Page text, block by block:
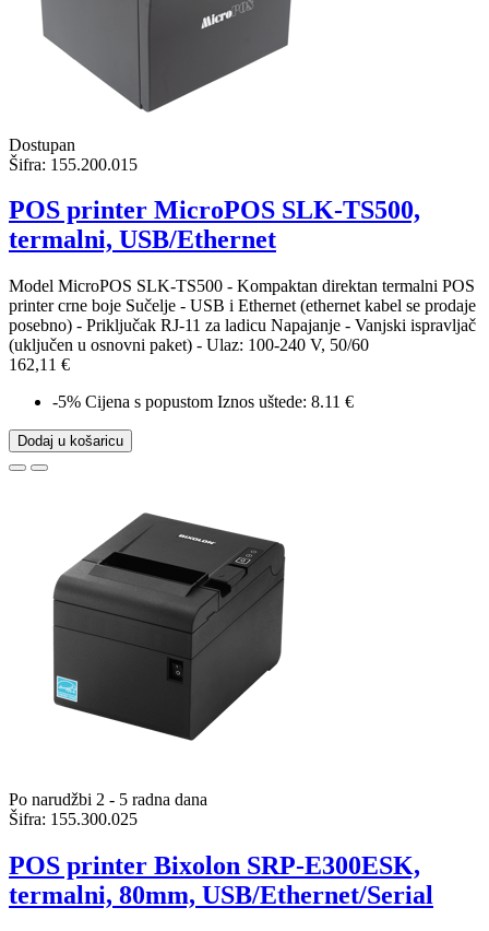
Dostupan
Šifra: 155.200.015
POS printer MicroPOS SLK-TS500,
termalni, USB/Ethernet
Model MicroPOS SLK-TS500 - Kompaktan direktan termalni POS
printer crne boje Sučelje - USB i Ethernet (ethernet kabel se prodaje
posebno) - Priključak RJ-11 za ladicu Napajanje - Vanjski ispravljač
(uključen u osnovni paket) - Ulaz: 100-240 V, 50/60
162,11 €
-5% Cijena s popustom Iznos uštede: 8.11 €
Dodaj u košaricu
Po narudžbi 2 - 5 radna dana
Šifra: 155.300.025
POS printer Bixolon SRP-E300ESK,
termalni, 80mm, USB/Ethernet/Serial